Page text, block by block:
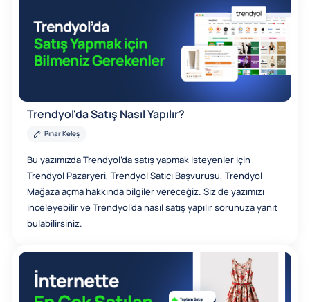
Trendyol'da Satış Nasıl Yapılır?
Pınar Keleş
Bu yazımızda Trendyol’da satış yapmak isteyenler için
Trendyol Pazaryeri, Trendyol Satıcı Başvurusu, Trendyol
Mağaza açma hakkında bilgiler vereceğiz. Siz de yazımızı
inceleyebilir ve Trendyol’da nasıl satış yapılır sorunuza yanıt
bulabilirsiniz.